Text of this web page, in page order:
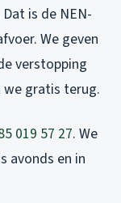
is de NEN-
We geven
verstopping
we gratis terug.
019 57 27. We
avonds en in